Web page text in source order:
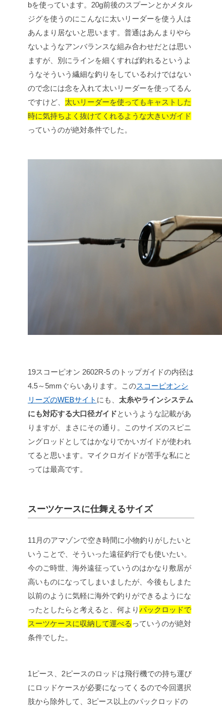
bを使っています。20g前後のスプーンとかメタル
ジグを使うのにこんなに太いリーダーを使う人は
あんまり居ないと思います。普通はあんまりやら
ないようなアンバランスな組み合わせだとは思い
ますが、別にラインを細くすれば釣れるというよ
うなそういう繊細な釣りをしているわけではない
ので念には念を入れて太いリーダーを使ってるん
ですけど、 太いリーダーを使ってもキャストした
時に気持ちよく抜けてくれるような大きいガイド
っていうのが絶対条件でした。
19スコーピオン 2602R-5 のトップガイドの内径は
4.5～5mmぐらいあります。このスコーピオンシ
リーズのWEBサイト にも、 太糸やラインシステム
にも対応する大口径ガイドというような記載があ
りますが、まさにその通り。このサイズのスピニ
ングロッドとしてはかなりでかいガイドが使われ
てると思います。マイクロガイドが苦手な私にと
っては最高です。
スーツケースに仕舞えるサイズ
11月のアマゾンで空き時間に小物釣りがしたいと
いうことで、そういった遠征釣行でも使いたい。
今のご時世、海外遠征っていうのはかなり敷居が
高いものになってしまいましたが、今後もしまた
以前のように気軽に海外で釣りができるようにな
ったとしたらと考えると、何よりパックロッドで
スーツケースに収納して運べる っていうのが絶対
条件でした。
1ピース、2ピースのロッドは飛行機での持ち運び
にロッドケースが必要になってくるので今回選択
肢から除外して、3ピース以上のパックロッドの